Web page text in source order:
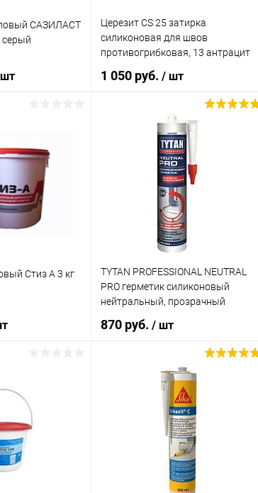
САЗИЛАСТ
серый
Сравнение
В наличии
Церезит CS 25 затирка
силиконовая для швов
противогрибковая, 13 антрацит
1 050 руб. / шт
В корзину
Купить в 1 клик
В избранное
Стиз А 3 кг
Сравнение
TYTAN PROFESSIONAL NEUTRAL
PRO герметик силиконовый
нейтральный, прозрачный
870 руб. / шт
В корзину
Купить в 1 клик